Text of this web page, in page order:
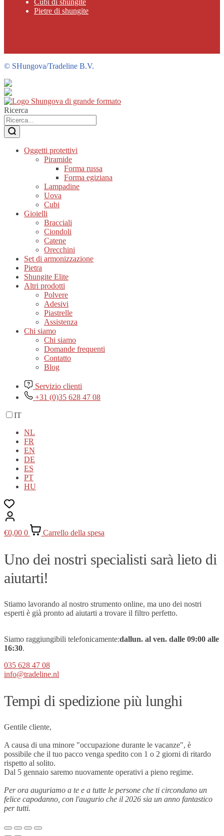
Cubi di shungite
Pietre di shungite
© SHungova/Tradeline B.V.
Ricerca
Oggetti protettivi
Piramide
Forma russa
Forma egiziana
Lampadine
Uova
Cubi
Gioielli
Bracciali
Ciondoli
Catene
Orecchini
Set di armonizzazione
Pietra
Shungite Elite
Altri prodotti
Polvere
Adesivi
Piastrelle
Assistenza
Chi siamo
Chi siamo
Domande frequenti
Contatto
Blog
Servizio clienti
+31 (0)35 628 47 08
IT
NL
FR
EN
DE
ES
PT
HU
€0,00 0 Carrello della spesa
Uno dei nostri specialisti sarà lieto di
aiutarti!
Stiamo lavorando al nostro strumento online, ma uno dei nostri
esperti è già pronto ad aiutarti a trovare il filtro perfetto.
Siamo raggiungibili telefonicamente:dallun. al ven. dalle 09:00 alle
16:30.
035 628 47 08
info@tradeline.nl
Tempi di spedizione più lunghi
Gentile cliente,
A causa di una minore "occupazione durante le vacanze", è
possibile che il tuo pacco venga spedito con 1 o 2 giorni di ritardo
rispetto al solito.
Dal 5 gennaio saremo nuovamente operativi a pieno regime.
Per ora auguriamo a te e a tutte le persone che ti circondano un
felice capodanno, con l'augurio che il 2026 sia un anno fantastico
per tutti.